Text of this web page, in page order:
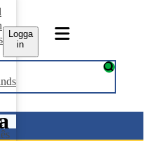
Logga
in